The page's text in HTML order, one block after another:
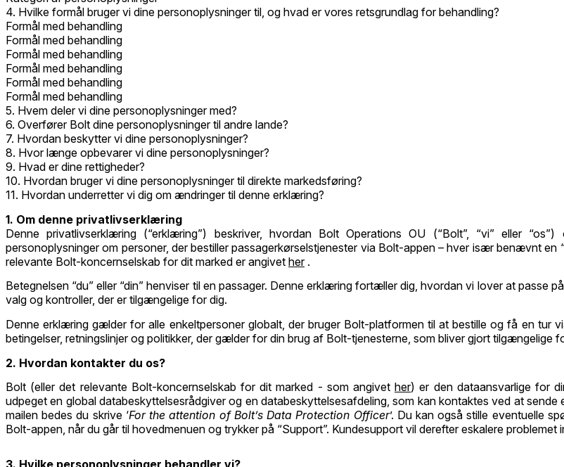
4. Hvilke formål bruger vi dine personoplysninger til, og hvad er vores retsgrundlag for behandling?
Formål med behandling
Formål med behandling
Formål med behandling
Formål med behandling
Formål med behandling
Formål med behandling
5. Hvem deler vi dine personoplysninger med?
6. Overfører Bolt dine personoplysninger til andre lande?
7. Hvordan beskytter vi dine personoplysninger?
8. Hvor længe opbevarer vi dine personoplysninger?
9. Hvad er dine rettigheder?
10. Hvordan bruger vi dine personoplysninger til direkte markedsføring?
11. Hvordan underretter vi dig om ændringer til denne erklæring?
1. Om denne privatlivserklæring
Denne privatlivserklæring (“erklæring”) beskriver, hvordan Bolt Operations OU (“Bolt”, “vi” eller
personoplysninger om personer, der bestiller passagerkørselstjenester via Bolt-appen – hver især benævnt
relevante Bolt-koncernselskab for dit marked er angivet her.
Betegnelsen “du” eller “din” henviser til en passager. Denne erklæring fortæller dig, hvordan vi lover at
valg og kontroller, der er tilgængelige for dig.
Denne erklæring gælder for alle enkeltpersoner globalt, der bruger Bolt-platformen til at bestille og få en tur
betingelser, retningslinjer og politikker, der gælder for din brug af Bolt-tjenesterne, som bliver gjort tilgængelige
2. Hvordan kontakter du os?
Bolt (eller det relevante Bolt-koncernselskab for dit marked - som angivether) er den dataansvarlige for
udpeget en global databeskyttelsesrådgiver og en databeskyttelsesafdeling, som kan kontaktes ved at
mailen bedes du skrive ‘For the attention of Bolt’s Data Protection Officer’. Du kan også stille eventuelle
Bolt-appen, når du går til hovedmenuen og trykker på “Support”. Kundesupport vil derefter eskalere
3. Hvilke personoplysninger behandler vi?